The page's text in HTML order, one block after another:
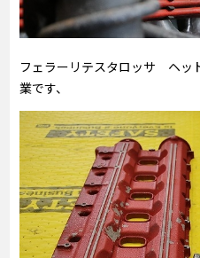
フェラーリテスタロッサ ヘ
業です、